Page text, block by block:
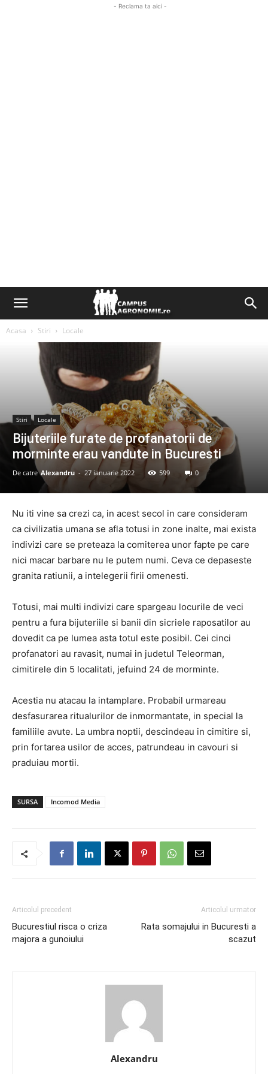
- Reclama ta aici -
Acasa Stiri Locale
Stiri Locale
Bijuteriile furate de profanatorii de
morminte erau vandute in Bucuresti
De catre Alexandru - 27 ianuarie 2022 599 0
Nu iti vine sa crezi ca, in acest secol in care consideram
ca civilizatia umana se afla totusi in zone inalte, mai exista
indivizi care se preteaza la comiterea unor fapte pe care
nici macar barbare nu le putem numi. Ceva ce depaseste
granita ratiunii, a intelegerii firii omenesti.
Totusi, mai multi indivizi care spargeau locurile de veci
pentru a fura bijuteriile si banii din sicriele raposatilor au
dovedit ca pe lumea asta totul este posibil. Cei cinci
profanatori au ravasit, numai in judetul Teleorman,
cimitirele din 5 localitati, jefuind 24 de morminte.
Acestia nu atacau la intamplare. Probabil urmareau
desfasurarea ritualurilor de inmormantate, in special la
familiile avute. La umbra noptii, descindeau in cimitire si,
prin fortarea usilor de acces, patrundeau in cavouri si
praduiau mortii.
SURSA Incomod Media
Articolul precedent
Bucurestiul risca o criza
majora a gunoiului
Articolul urmator
Rata somajului in Bucuresti a
scazut
Alexandru